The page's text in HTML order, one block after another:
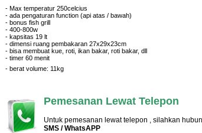
- Max temperatur 250celcius
- ada pengaturan function (api atas / bawah)
- bonus fish grill
- 400-800w
- kapsitas 19 lt
- dimensi ruang pembakaran 27x29x23cm
- bisa membuat kue, roti, ikan bakar, roti bakar, dll
- timer 60 menit
- berat volume: 11kg
Pemesanan Lewat Telepon
Untuk pemesanan lewat telepon , silahkan
SMS / WhatsAPP